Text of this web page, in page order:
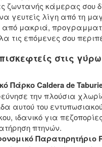
ζωντανής κάμερας σου
γευτείς λίγη από τη
από μακριά,
τις επόμενες σου
στις
Πάρκο Caldera de
την πλούσια
αυτού του
ιδανικό για
πτηνών.
Παρατηρητήριο